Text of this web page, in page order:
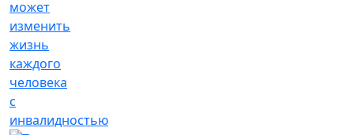
может
изменить
жизнь
каждого
человека
с
инвалидностью